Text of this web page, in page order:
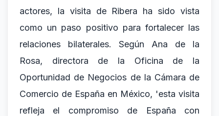
actores, la visita de Ribera ha sido vista
como un paso positivo para fortalecer las
relaciones bilaterales. Según Ana de la
Rosa, directora de la Oficina de la
Oportunidad de Negocios de la Cámara de
Comercio de España en México, 'esta visita
refleja el compromiso de España con